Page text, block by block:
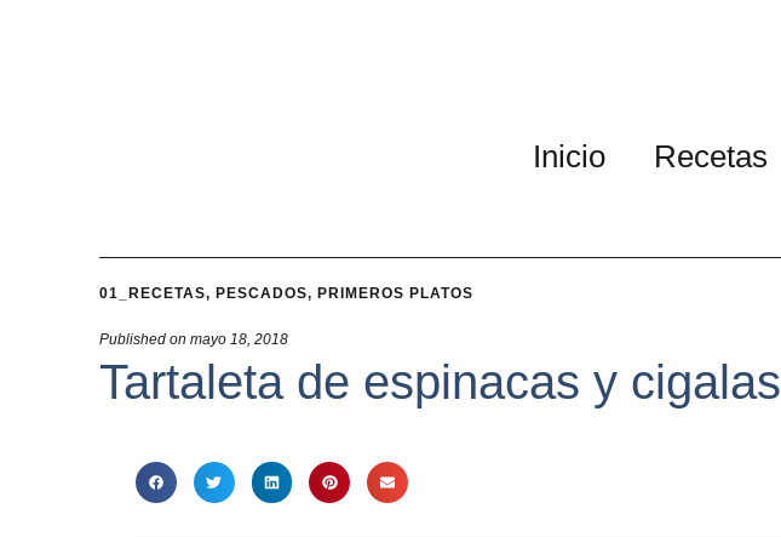
Inicio Recetas
01_RECETAS, PESCADOS, PRIMEROS PLATOS
Published on mayo 18, 2018
Tartaleta de espinacas y cigalas